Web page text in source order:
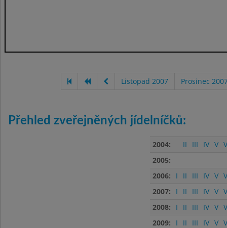
Listopad 2007 Prosinec
Přehled zveřejněných jídelníčků:
2004: II III IV V
2005:
2006:
I II III IV V
2007:
I II III IV V
2008:
I II III IV V
2009:
I II III IV V